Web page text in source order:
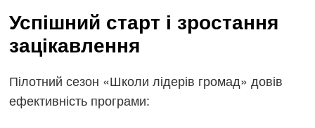
Успішний старт і зростання
зацікавлення
Пілотний сезон «Школи лідерів громад» довів
ефективність програми: